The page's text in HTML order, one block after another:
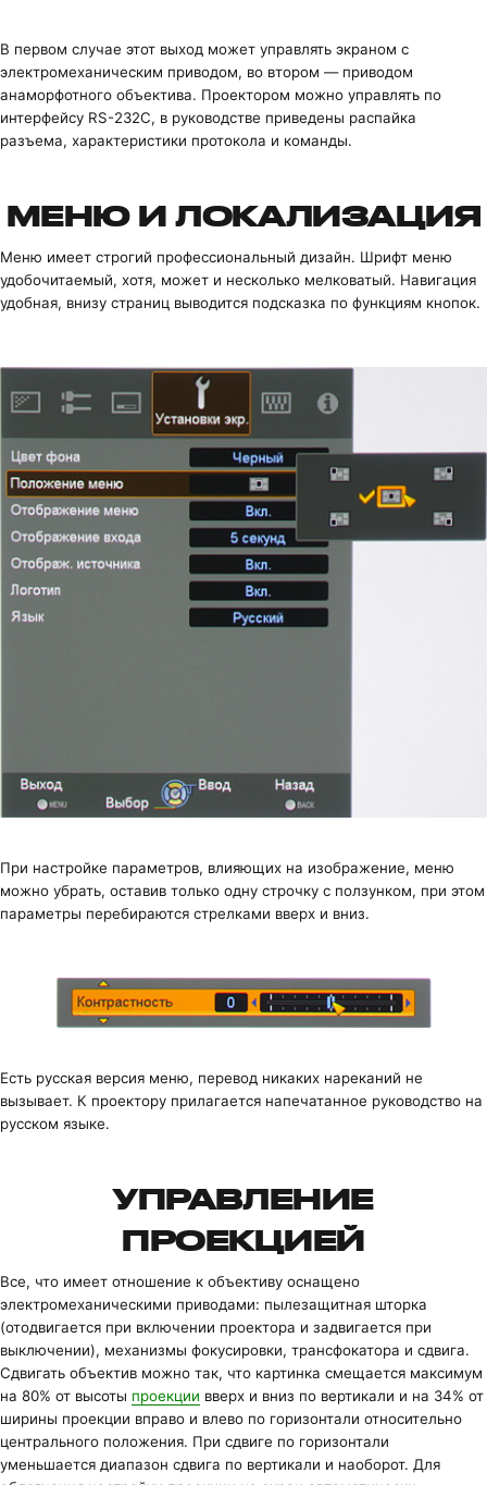
В первом случае этот выход может управлять экраном с
электромеханическим приводом, во втором — приводом
анаморфотного объектива. Проектором можно управлять по
интерфейсу RS-232C, в руководстве приведены распайка
разъема, характеристики протокола и команды.
МЕНЮ И ЛОКАЛИЗАЦИЯ
Меню имеет строгий профессиональный дизайн. Шрифт меню
удобочитаемый, хотя, может и несколько мелковатый. Навигация
удобная, внизу страниц выводится подсказка по функциям кнопок.
При настройке параметров, влияющих на изображение, меню
можно убрать, оставив только одну строчку с ползунком, при этом
параметры перебираются стрелками вверх и вниз.
Есть русская версия меню, перевод никаких нареканий не
вызывает. К проектору прилагается напечатанное руководство на
русском языке.
УПРАВЛЕНИЕ
ПРОЕКЦИЕЙ
Все, что имеет отношение к объективу оснащено
электромеханическими приводами: пылезащитная шторка
(отодвигается при включении проектора и задвигается при
выключении), механизмы фокусировки, трансфокатора и сдвига.
Сдвигать объектив можно так, что картинка смещается максимум
на 80% от высоты проекции вверх и вниз по вертикали и на 34% от
ширины проекции вправо и влево по горизонтали относительно
центрального положения. При сдвиге по горизонтали
уменьшается диапазон сдвига по вертикали и наоборот. Для